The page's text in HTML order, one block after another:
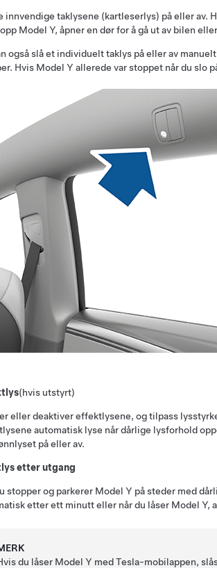
innvendige taklysene (kartleserlys) på eller av.
Model Y, åpner en dør for å gå ut av bilen
også slå et individuelt taklys på eller av
Hvis Model Y allerede var stoppet når du slo
(hvis utstyrt)
eller deaktiver effektlysene, og tilpass
automatisk lyse når dårlige lysforhold
på eller av.
etter utgang
stopper og parkerer Model Y på steder med
etter ett minutt eller når du låser Model Y,
du låser Model Y med Tesla-mobilappen,